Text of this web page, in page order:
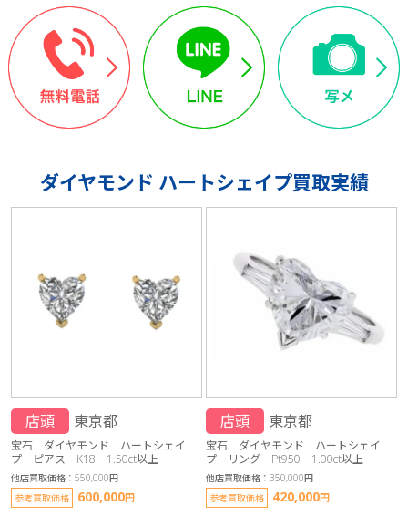
ダイヤモンド ハートシェイプ買取実績
店頭 東京都
宝石 ダイヤモンド ハートシェイ
プ ピアス K18 1.50ct以上
他店買取価格：550,000円
参考買取価格
600,000円
店頭 東京都
宝石 ダイヤモンド ハートシェイ
プ リング Pt950 1.00ct以上
他店買取価格：350,000円
参考買取価格
420,000円